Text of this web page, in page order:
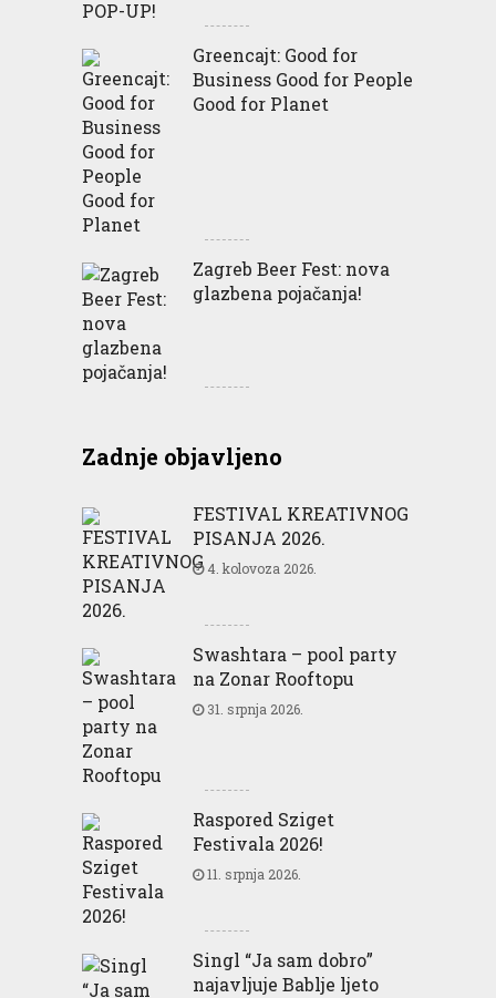
Greencajt: Good for
Business Good for People
Good for Planet
Zagreb Beer Fest: nova
glazbena pojačanja!
Zadnje objavljeno
FESTIVAL KREATIVNOG
PISANJA 2026.
4. kolovoza 2026.
Swashtara – pool party
na Zonar Rooftopu
31. srpnja 2026.
Raspored Sziget
Festivala 2026!
11. srpnja 2026.
Singl “Ja sam dobro”
najavljuje Bablje ljeto